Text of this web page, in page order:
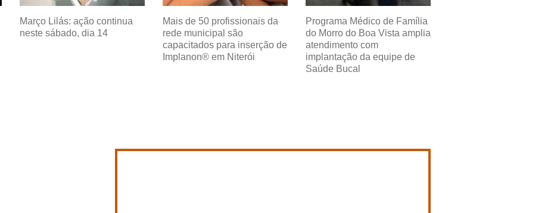
Março Lilás: ação continua
neste sábado, dia 14
Mais de 50 profissionais da
rede municipal são
capacitados para inserção de
Implanon® em Niterói
Programa Médico de Família
do Morro do Boa Vista amplia
atendimento com
implantação da equipe de
Saúde Bucal